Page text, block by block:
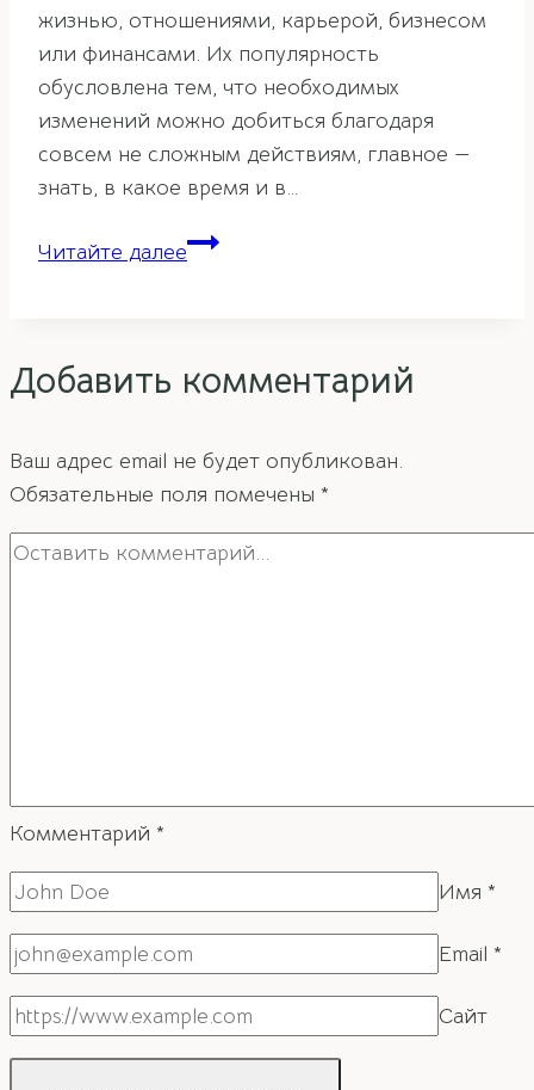
жизнью, отношениями, карьерой, бизнесом
или финансами. Их популярность
обусловлена тем, что необходимых
изменений можно добиться благодаря
совсем не сложным действиям, главное —
знать, в какое время и в…
Читайте далееАктивация
Добавить комментарий
Ваш адрес email не будет опубликован.
Обязательные поля помечены *
Комментарий *
Имя *
Email *
Сайт